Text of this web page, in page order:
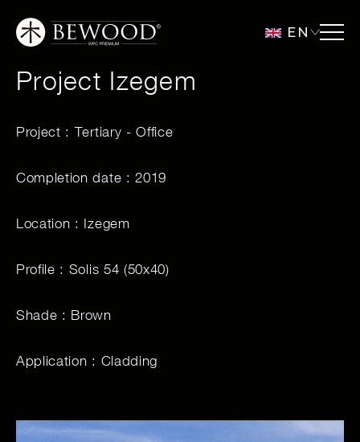
EN
Project Izegem
Project : Tertiary - Office
Completion date : 2019
Location : Izegem
Profile : Solis 54 (50x40)
Shade : Brown
Application : Cladding